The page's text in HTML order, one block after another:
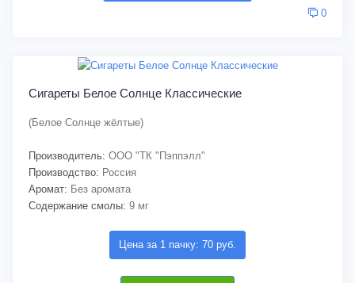
0
Сигареты Белое Солнце Классические
(Белое Солнце жёлтые)
Производитель: ООО "ТК "Пэппэлл"
Производство: Россия
Аромат: Без аромата
Содержание смолы: 9 мг
Цена за 1 пачку: 70 руб.